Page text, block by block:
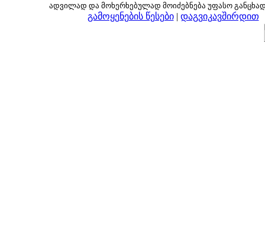
ადვილად და მოხერხებულად მოიძებნება უფასო
გამოყენების წესები| დაგვიკავშირდით